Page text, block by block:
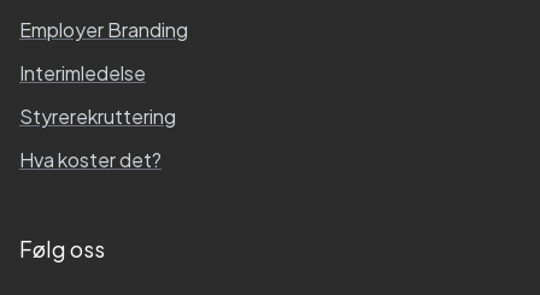
Employer Branding
Interimledelse
Styrerekruttering
Hva koster det?
Følg oss